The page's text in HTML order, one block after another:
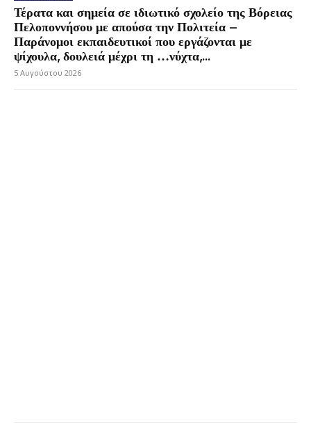
Τέρατα και σημεία σε ιδιωτικό σχολείο της Βόρειας
Πελοποννήσου με απούσα την Πολιτεία –
Παράνομοι εκπαιδευτικοί που εργάζονται με
ψίχουλα, δουλειά μέχρι τη …νύχτα,...
5 Αυγούστου 2026